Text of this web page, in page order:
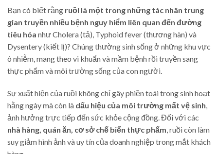
Bạn có biết rằng ruồi là một trong những tác nhân trung
gian truyền nhiều bệnh nguy hiểm liên quan đến đường
tiêu hóa nhưCholera(tả), Typhoid fever(thương hàn) và
Dysentery(kiết lị)? Chúng thường sinh sống ở những khu vực
ô nhiễm, mang theo vi khuẩn và mầm bệnh rồi truyền sang
thực phẩm và môi trường sống của con người.
Sự xuất hiện của ruồi không chỉ gây phiền toái trong sinh hoạt
hằng ngày mà còn là dấu hiệu của môi trường mất vệ sinh
ảnh hưởng trực tiếp đến sức khỏe cộng đồng. Đối với các
nhà hàng, quán ăn, cơ sở chế biến thực phẩm , ruồi còn làm
suy giảm hình ảnh và uy tín của doanh nghiệp trong mắt khách